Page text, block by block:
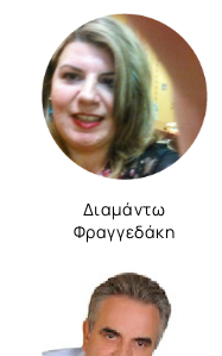
Διαμάντω
Φραγγεδάκη